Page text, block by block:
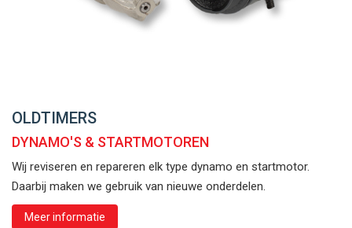
OLDTIMERS
DYNAMO'S & STARTMOTOREN
Wij reviseren en repareren elk type dynamo en startmotor.
Daarbij maken we gebruik van nieuwe onderdelen.
Meer informatie